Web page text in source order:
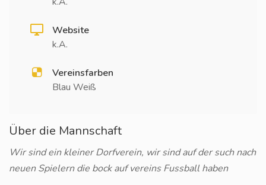
Website
k.A.
Vereinsfarben
Blau Weiß
Über die Mannschaft
Wir sind ein kleiner Dorfverein, wir sind auf der such nach
neuen Spielern die bock auf vereins Fussball haben